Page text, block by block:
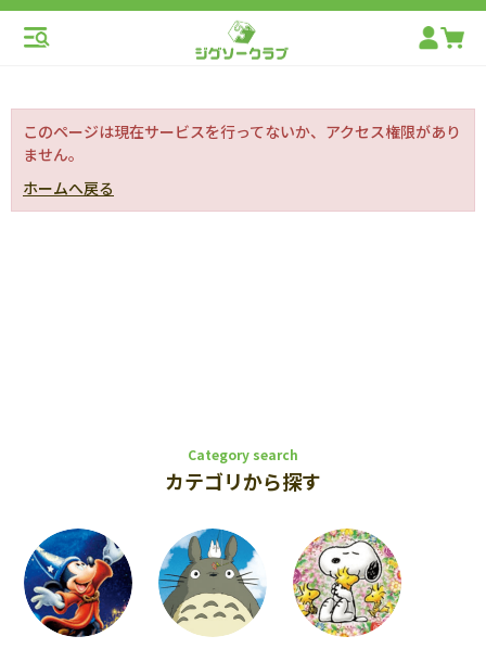
このページは現在サービスを行ってないか、アクセス権限があり
ません。
ホームへ戻る
Category search
カテゴリから探す